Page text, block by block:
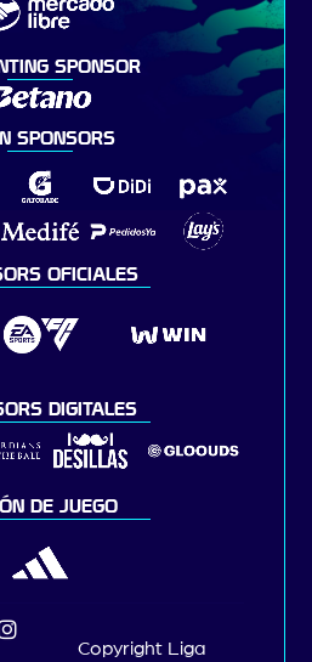
SPONSOR
SPONSORS
OFICIALES
DIGITALES
DE JUEGO
Copyright Liga